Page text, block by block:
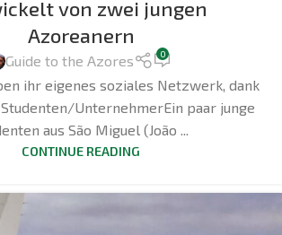
von zwei jungen
Azoreanern
Guide to the Azores 0
ihr eigenes soziales Netzwerk, dank
UnternehmerEin paar junge
aus São Miguel (João ...
CONTINUE READING